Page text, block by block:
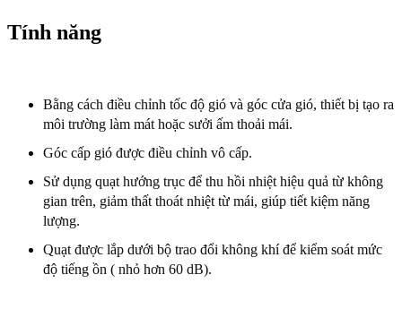
Tính năng
Bằng cách điều chỉnh tốc độ gió và góc cửa gió, thiết bị tạo ra
môi trường làm mát hoặc sưởi ấm thoải mái.
Góc cấp gió được điều chỉnh vô cấp.
Sử dụng quạt hướng trục để thu hồi nhiệt hiệu quả từ không
gian trên, giảm thất thoát nhiệt từ mái, giúp tiết kiệm năng
lượng.
Quạt được lắp dưới bộ trao đổi không khí để kiểm soát mức
độ tiếng ồn ( nhỏ hơn 60 dB).